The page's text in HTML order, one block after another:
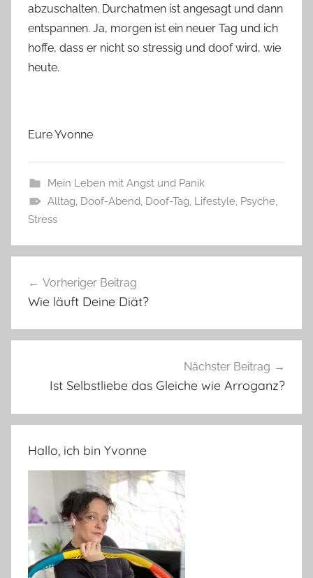
abzuschalten. Durchatmen ist angesagt und dann
entspannen. Ja, morgen ist ein neuer Tag und ich
hoffe, dass er nicht so stressig und doof wird, wie
heute.
Eure Yvonne
Mein Leben mit Angst und Panik
Alltag, Doof-Abend, Doof-Tag, Lifestyle, Psyche,
Stress
Vorheriger Beitrag
Wie läuft Deine Diät?
Nächster Beitrag
Ist Selbstliebe das Gleiche wie Arroganz?
Hallo, ich bin Yvonne